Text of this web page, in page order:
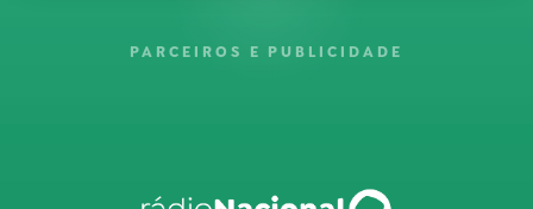
PARCEIROS E PUBLICIDADE